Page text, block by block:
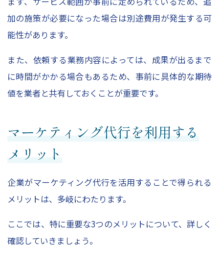
加の施策が必要になった場合は別途費用が発生する可
能性があります。
また、依頼する業務内容によっては、成果が出るまで
に時間がかかる場合もあるため、事前に具体的な期待
値を業者と共有しておくことが重要です。
マーケティング代行を利用する
メリット
企業がマーケティング代行を活用することで得られる
メリットは、多岐にわたります。
ここでは、特に重要な3つのメリットについて、詳しく
確認していきましょう。